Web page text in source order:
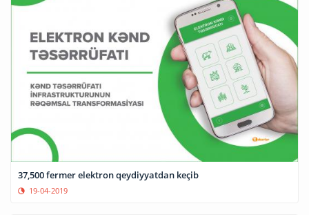
37,500 fermer elektron qeydiyyatdan keçib
19-04-2019